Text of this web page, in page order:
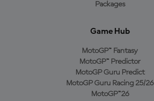
Packages
Game Hub
MotoGP™ Fantasy
MotoGP™ Predictor
MotoGP Guru Predict
MotoGP Guru Racing 25/26
MotoGP™26